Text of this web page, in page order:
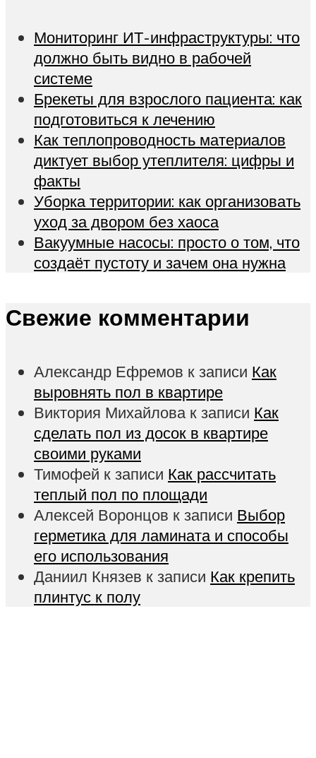
Мониторинг ИТ-инфраструктуры: что
должно быть видно в рабочей
системе
Брекеты для взрослого пациента: как
подготовиться к лечению
Как теплопроводность материалов
диктует выбор утеплителя: цифры и
факты
Уборка территории: как организовать
уход за двором без хаоса
Вакуумные насосы: просто о том, что
создаёт пустоту и зачем она нужна
Свежие комментарии
Александр Ефремов к записи Как
выровнять пол в квартире
Виктория Михайловак записи Как
сделать пол из досок в квартире
своими руками
Тимофей к записи Как рассчитать
теплый пол по площади
Алексей Воронцов к записи Выбор
герметика для ламината и способы
его использования
Даниил Князев к записи Как крепить
плинтус к полу